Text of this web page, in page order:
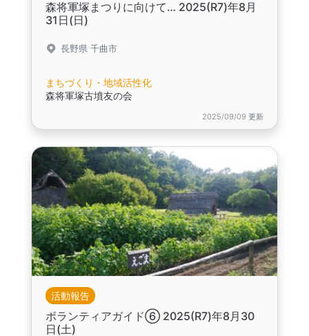
森将軍塚まつりに向けて… 2025(R7)年8月
31日(日)
長野県 千曲市
まちづくり・地域活性化
森将軍塚古墳友の会
2025/09/09 更新
活動報告
ボランティアガイド⑥ 2025(R7)年8月30
日(土)